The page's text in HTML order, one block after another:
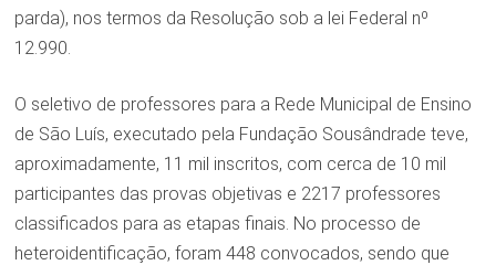
parda), nos termos da Resolução sob a lei Federal nº
12.990.
O seletivo de professores para a Rede Municipal de Ensino
de São Luís, executado pela Fundação Sousândrade teve,
aproximadamente, 11 mil inscritos, com cerca de 10 mil
participantes das provas objetivas e 2217 professores
classificados para as etapas finais. No processo de
heteroidentificação, foram 448 convocados, sendo que